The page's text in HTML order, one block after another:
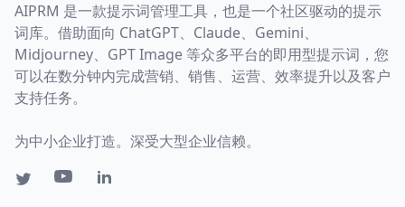
AIPRM 是一款提示词管理工具，也是一个社区驱动的提示
词库。借助面向 ChatGPT、Claude、Gemini、
Midjourney、GPT Image 等众多平台的即用型提示词，您
可以在数分钟内完成营销、销售、运营、效率提升以及客户
支持任务。
为中小企业打造。深受大型企业信赖。